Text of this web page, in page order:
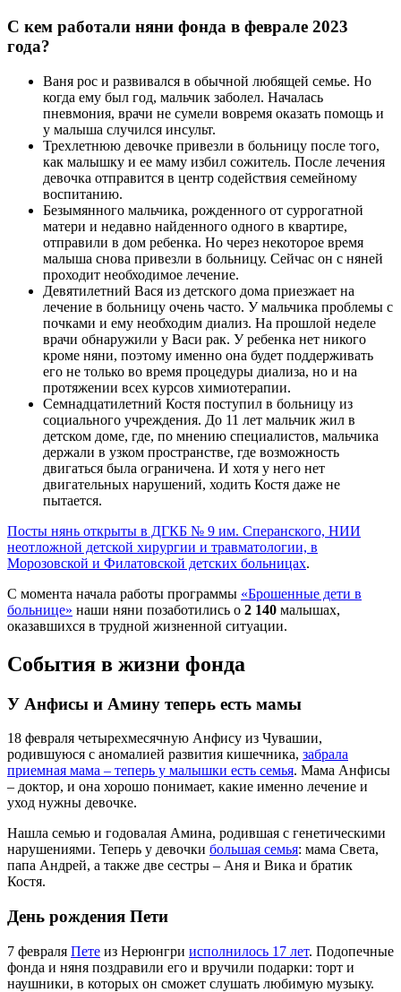
С кем работали няни фонда в феврале 2023
года?
Ваня рос и развивался в обычной любящей семье. Но
когда ему был год, мальчик заболел. Началась
пневмония, врачи не сумели вовремя оказать помощь и
у малыша случился инсульт.
Трехлетнюю девочке привезли в больницу после того,
как малышку и ее маму избил сожитель. После лечения
девочка отправится в центр содействия семейному
воспитанию.
Безымянного мальчика, рожденного от суррогатной
матери и недавно найденного одного в квартире,
отправили в дом ребенка. Но через некоторое время
малыша снова привезли в больницу. Сейчас он с няней
проходит необходимое лечение.
Девятилетний Вася из детского дома приезжает на
лечение в больницу очень часто. У мальчика проблемы с
почками и ему необходим диализ. На прошлой неделе
врачи обнаружили у Васи рак. У ребенка нет никого
кроме няни, поэтому именно она будет поддерживать
его не только во время процедуры диализа, но и на
протяжении всех курсов химиотерапии.
Семнадцатилетний Костя поступил в больницу из
социального учреждения. До 11 лет мальчик жил в
детском доме, где, по мнению специалистов, мальчика
держали в узком пространстве, где возможность
двигаться была ограничена. И хотя у него нет
двигательных нарушений, ходить Костя даже не
пытается.
Посты нянь открыты в ДГКБ № 9 им. Сперанского, НИИ
неотложной детской хирургии и травматологии, в
Морозовской и Филатовской детских больницах.
С момента начала работы программы «Брошенные дети в
больнице» наши няни позаботились о 2 140 малышах,
оказавшихся в трудной жизненной ситуации.
События в жизни фонда
У Анфисы и Амину теперь есть мамы
18 февраля четырехмесячную Анфису из Чувашии,
родившуюся с аномалией развития кишечника, забрала
приемная мама – теперь у малышки есть семья. Мама Анфисы
– доктор, и она хорошо понимает, какие именно лечение и
уход нужны девочке.
Нашла семью и годовалая Амина, родившая с генетическими
нарушениями. Теперь у девочки большая семья: мама Света,
папа Андрей, а также две сестры – Аня и Вика и братик
Костя.
День рождения Пети
7 февраля Пете из Нерюнгри исполнилось 17 лет. Подопечные
фонда и няня поздравили его и вручили подарки: торт и
наушники, в которых он сможет слушать любимую музыку.